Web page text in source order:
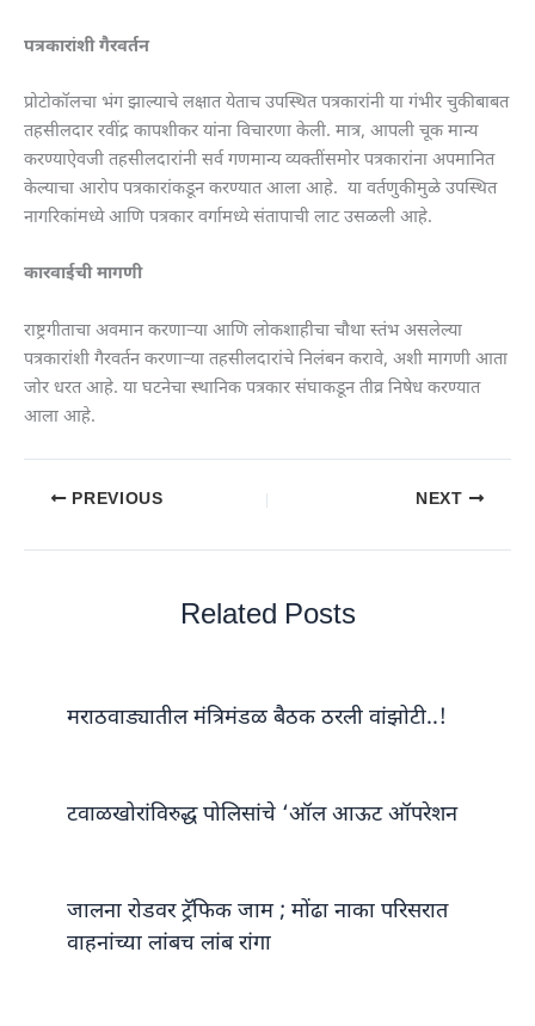
पत्रकारांशी गैरवर्तन
प्रोटोकॉलचा भंग झाल्याचे लक्षात येताच उपस्थित पत्रकारांनी या गंभीर चुकीबाबत
तहसीलदार रवींद्र कापशीकर यांना विचारणा केली. मात्र, आपली चूक मान्य
करण्याऐवजी तहसीलदारांनी सर्व गणमान्य व्यक्तींसमोर पत्रकारांना अपमानित
केल्याचा आरोप पत्रकारांकडून करण्यात आला आहे. या वर्तणुकीमुळे उपस्थित
नागरिकांमध्ये आणि पत्रकार वर्गामध्ये संतापाची लाट उसळली आहे.
कारवाईची मागणी
राष्ट्रगीताचा अवमान करणाऱ्या आणि लोकशाहीचा चौथा स्तंभ असलेल्या
पत्रकारांशी गैरवर्तन करणाऱ्या तहसीलदारांचे निलंबन करावे, अशी मागणी आता
जोर धरत आहे. या घटनेचा स्थानिक पत्रकार संघाकडून तीव्र निषेध करण्यात
आला आहे.
PREVIOUS NEXT
Related Posts
मराठवाड्यातील मंत्रिमंडळ बैठक ठरली वांझोटी..!
टवाळखोरांविरुद्ध पोलिसांचे ‘ऑल आऊट ऑपरेशन
जालना रोडवर ट्रॅफिक जाम ; मोंढा नाका परिसरात
वाहनांच्या लांबच लांब रांगा